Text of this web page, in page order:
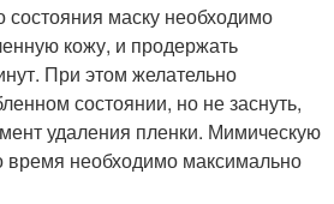
маску необходимо
кожу, и продержать
При этом желательно
состоянии, но не заснуть,
удаления пленки. Мимическую
время необходимо максимально